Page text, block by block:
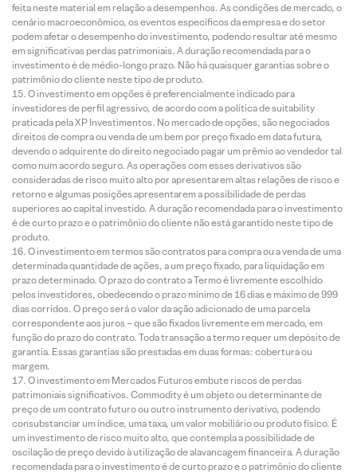
feita neste material em relação a desempenhos. As condições de mercado, o
cenário macroeconômico, os eventos específicos da empresa e do setor
podem afetar o desempenho do investimento, podendo resultar até mesmo
em significativas perdas patrimoniais. A duração recomendada para o
investimento é de médio-longo prazo. Não há quaisquer garantias sobre o
patrimônio do cliente neste tipo de produto.
O investimento em opções é preferencialmente indicado para
investidores de perfil agressivo, de acordo com a política de suitability
praticada pela XP Investimentos. No mercado de opções, são negociados
direitos de compra ou venda de um bem por preço fixado em data futura,
devendo o adquirente do direito negociado pagar um prêmio ao vendedor tal
como num acordo seguro. As operações com esses derivativos são
consideradas de risco muito alto por apresentarem altas relações de risco e
retorno e algumas posições apresentarem a possibilidade de perdas
superiores ao capital investido. A duração recomendada para o investimento
é de curto prazo e o patrimônio do cliente não está garantido neste tipo de
produto.
O investimento em termos são contratos para compra ou a venda de uma
determinada quantidade de ações, a um preço fixado, para liquidação em
prazo determinado. O prazo do contrato a Termo é livremente escolhido
pelos investidores, obedecendo o prazo mínimo de 16 dias e máximo de 999
dias corridos. O preço será o valor da ação adicionado de uma parcela
correspondente aos juros – que são fixados livremente em mercado, em
função do prazo do contrato. Toda transação a termo requer um depósito de
garantia. Essas garantias são prestadas em duas formas: cobertura ou
margem.
O investimento em Mercados Futuros embute riscos de perdas
patrimoniais significativos. Commodity é um objeto ou determinante de
preço de um contrato futuro ou outro instrumento derivativo, podendo
consubstanciar um índice, uma taxa, um valor mobiliário ou produto físico. É
um investimento de risco muito alto, que contempla a possibilidade de
oscilação de preço devido à utilização de alavancagem financeira. A duração
recomendada para o investimento é de curto prazo e o patrimônio do cliente